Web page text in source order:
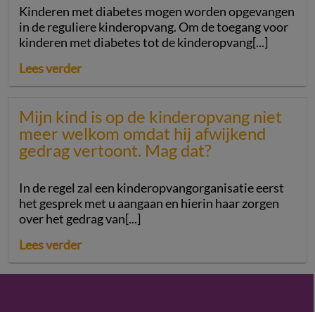
Kinderen met diabetes mogen worden opgevangen
in de reguliere kinderopvang. Om de toegang voor
kinderen met diabetes tot de kinderopvang[...]
Lees verder
Mijn kind is op de kinderopvang niet
meer welkom omdat hij afwijkend
gedrag vertoont. Mag dat?
In de regel zal een kinderopvangorganisatie eerst
het gesprek met u aangaan en hierin haar zorgen
over het gedrag van[...]
Lees verder